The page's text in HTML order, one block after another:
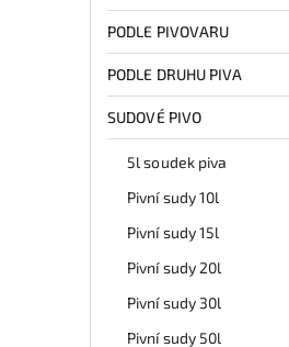
PODLE PIVOVARU
PODLE DRUHU PIVA
SUDOVÉ PIVO
5l soudek piva
Pivní sudy 10l
Pivní sudy 15l
Pivní sudy 20l
Pivní sudy 30l
Pivní sudy 50l